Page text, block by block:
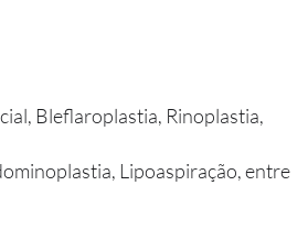
Bleflaroplastia, Rinoplastia,
Lipoaspiração, entre